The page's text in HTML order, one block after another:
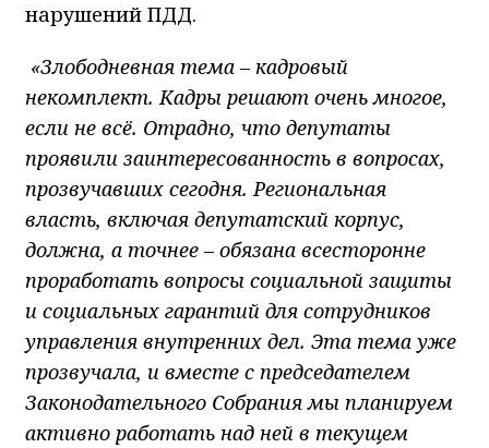
нарушений ПДД.
«Злободневная тема – кадровый
некомплект. Кадры решают очень многое,
если не всё. Отрадно, что депутаты
проявили заинтересованность в вопросах,
прозвучавших сегодня. Региональная
власть, включая депутатский корпус,
должна, а точнее – обязана всесторонне
проработать вопросы социальной защиты
и социальных гарантий для сотрудников
управления внутренних дел. Эта тема уже
прозвучала, и вместе с председателем
Законодательного Собрания мы планируем
активно работать над ней в текущем